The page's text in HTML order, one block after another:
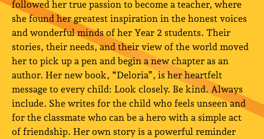
followed her true passion to become a teacher, where
she found her greatest inspiration in the honest voices
and wonderful minds of her Year 2 students. Their
stories, their needs, and their view of the world moved
her to pick up a pen and begin a new chapter as an
author. Her new book, “Deloria”, is her heartfelt
message to every child: Look closely. Be kind. Always
include. She writes for the child who feels unseen and
for the classmate who can be a hero with a simple act
of friendship. Her own story is a powerful reminder